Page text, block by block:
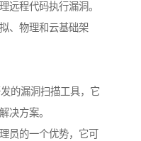
远程代码执行漏洞。
、物理和云基础架
发的漏洞扫描工具，它
决方案。
员的一个优势，它可